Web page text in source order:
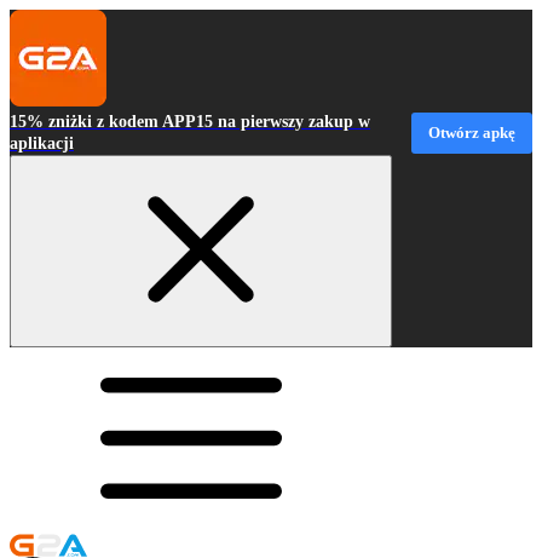
15% zniżki z kodem APP15 na pierwszy zakup w
aplikacji
Otwórz apkę